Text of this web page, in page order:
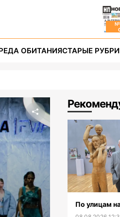
№
ОБИТАНИЯСТАРЫЕ
По улицам